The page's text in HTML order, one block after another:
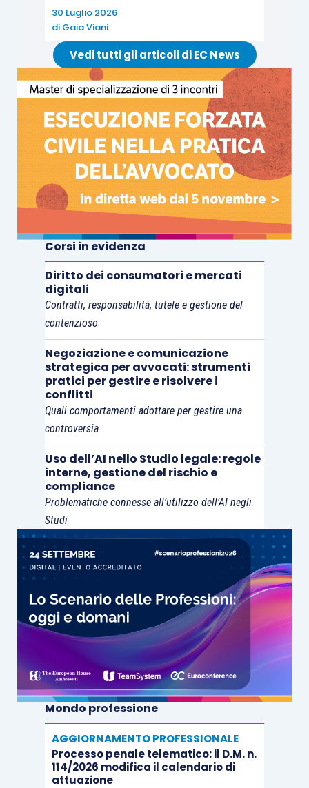
Il diniego di autorizzazione del P.M. e l’apertura
della fase processuale
Natura e limiti del controllo del P. M.
Effetti dell’accordo concluso a seguito di
negoziazione assistita
Doveri deontologici, obblighi e responsabilità
dell’avvocato
IV incontro
I PROCEDIMENTI RELATIVI AI FIGLI DEI
CONVIVENTI, ORGANI GIUDIZIARI COMPETENTI,
E GIUDIZI RISERVATI AL TRIBUNALE PER I
MINORENNI
ordinario
Redazione del ricorso ex art. 316 c.c. e possibili
contenuti
Il rito camerale e le differenze con il rito ordinario
Il reclamo contro il decreto che definisce il
giudizio
Ipotesi di ricorribilità in Cassazione
Le cause trattate dal Tribunale per i minorenni e
gli spostamenti di competenza
Il ricorso ex art. 330 c.c. per la decadenza della
30 Luglio 2026
di Gaia Viani
Vedi tutti gli articoli di EC News
Corsi in evidenza
Diritto dei consumatori e mercati
digitali
Contratti, responsabilità, tutele e gestione del
contenzioso
Negoziazione e comunicazione
strategica per avvocati: strumenti
pratici per gestire e risolvere i
conflitti
Quali comportamenti adottare per gestire una
controversia
Uso dell’AI nello Studio legale: regole
interne, gestione del rischio e
compliance
Problematiche connesse all’utilizzo dell’AI negli
Studi
Mondo professione
AGGIORNAMENTO PROFESSIONALE
Processo penale telematico: il D.M. n.
114/2026 modifica il calendario di
attuazione